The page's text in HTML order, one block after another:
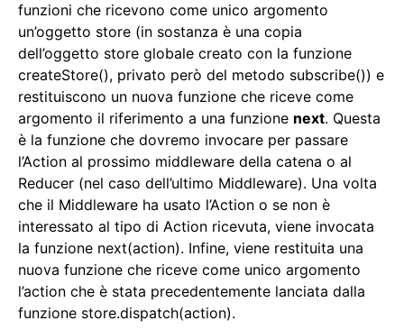
funzioni che ricevono come unico argomento
un’oggetto store (in sostanza è una copia
dell’oggetto store globale creato con la funzione
createStore(), privato però del metodo subscribe()) e
restituiscono un nuova funzione che riceve come
argomento il riferimento a una funzione next. Questa
è la funzione che dovremo invocare per passare
l’Action al prossimo middleware della catena o al
Reducer (nel caso dell’ultimo Middleware). Una volta
che il Middleware ha usato l’Action o se non è
interessato al tipo di Action ricevuta, viene invocata
la funzione next(action). Infine, viene restituita una
nuova funzione che riceve come unico argomento
l’action che è stata precedentemente lanciata dalla
funzione store.dispatch(action).